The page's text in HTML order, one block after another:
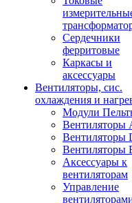
Сердечники
ферритовые
Каркасы и
аксессуары
Вентиляторы, сис.
охлаждения и
Модули
Вентиляторы
Вентиляторы
Вентиляторы
Аксессуары к
вентиляторам
Управление